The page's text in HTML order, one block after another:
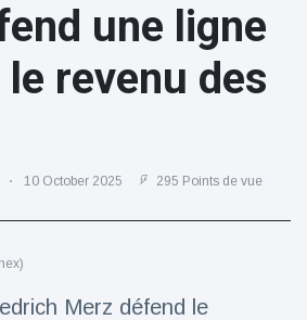
(81)
(13938)
une ligne
revenu des
10 October 2025 295 Points de vue
Merz défend le